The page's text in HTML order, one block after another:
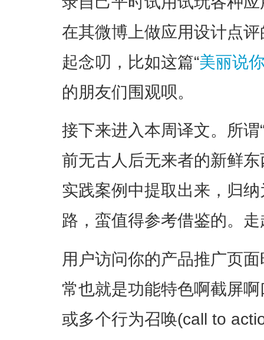
在其微博上做应用设计点评
起念叨，比如这篇“美丽说
的朋友们围观呗。
接下来进入本周译文。所
前无古人后无来者的新鲜
实践案例中提取出来，归
路，蛮值得参考借鉴的。
用户访问你的产品推广页
常也就是功能特色啊截屏
或多个行为召唤(call to